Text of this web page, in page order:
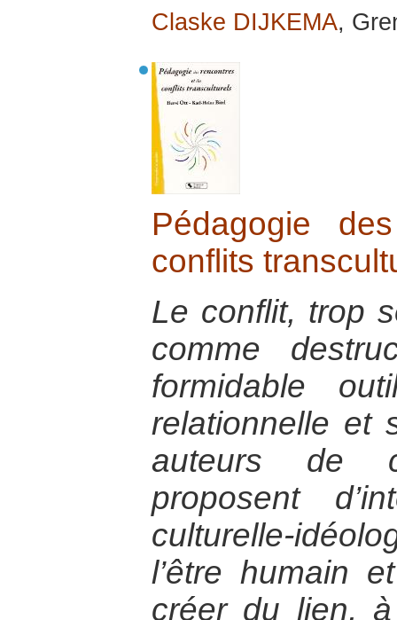
Claske DIJKEMA,
Pédagogie
conflits
Le conflit, trop
comme
formidable
relationnelle et
auteurs de
proposent
culturelle-
l’être humain
créer du lien,